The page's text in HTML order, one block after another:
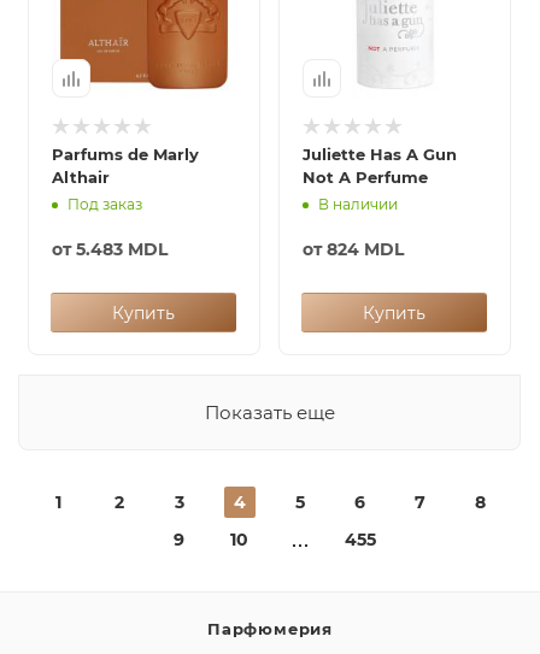
Parfums de Marly
Althair
Под заказ
от5.483 MDL
Купить
Juliette Has A Gun
Not A Perfume
В наличии
от824 MDL
Купить
Показать еще
1 2 3 4 5 6 7
8
9
10 455
Парфюмерия